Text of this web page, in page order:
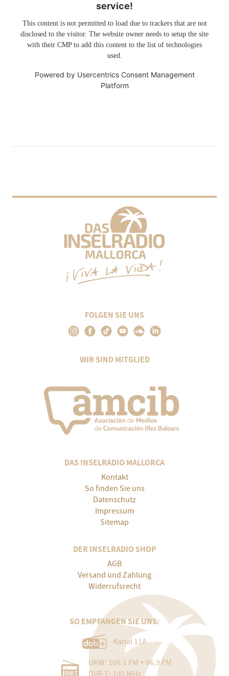
service!
This content is not permitted to load due to trackers that are not
disclosed to the visitor. The website owner needs to setup the site
with their CMP to add this content to the list of technologies
used.
Powered by Usercentrics Consent Management
Platform
FOLGEN SIE UNS
WIR SIND MITGLIED
DAS INSELRADIO MALLORCA
Kontakt
So finden Sie uns
Datenschutz
Impressum
Sitemap
DER INSELRADIO SHOP
AGB
Versand und Zahlung
Widerrufsrecht
SO EMPFANGEN SIE UNS:
Kanal 11A
UKW: 106.1 FM + 96.9 FM